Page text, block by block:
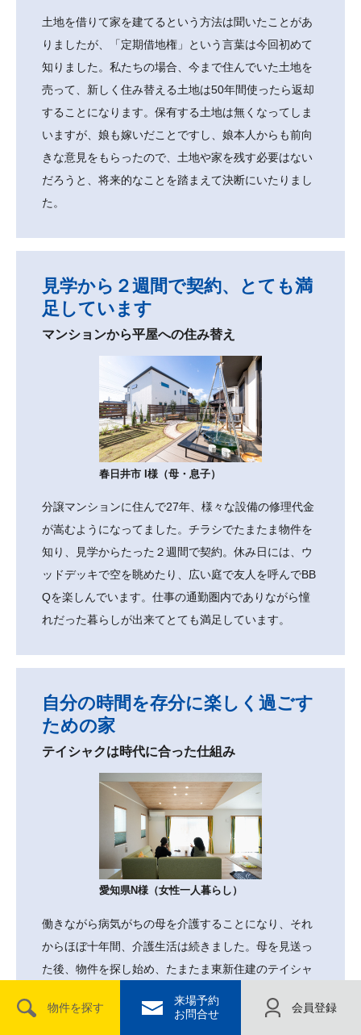
物件を探す
来場予約
お問合せ
会員登録
土地を借りて家を建てるという方法は聞いたことがあ
りましたが、「定期借地権」という言葉は今回初めて
知りました。私たちの場合、今まで住んでいた土地を
売って、新しく住み替える土地は50年間使ったら返却
することになります。保有する土地は無くなってしま
いますが、娘も嫁いだことですし、娘本人からも前向
きな意見をもらったので、土地や家を残す必要はない
だろうと、将来的なことを踏まえて決断にいたりまし
た。
見学から２週間で契約、とても満
足しています
マンションから平屋への住み替え
分譲マンションに住んで27年、様々な設備の修理代金
が嵩むようになってました。チラシでたまたま物件を
知り、見学からたった２週間で契約。休み日には、ウ
ッドデッキで空を眺めたり、広い庭で友人を呼んでBB
Qを楽しんでいます。仕事の通勤圏内でありながら憧
れだった暮らしが出来てとても満足しています。
春日井市 I様（母・息子）
自分の時間を存分に楽しく過ごす
ための家
テイシャクは時代に合った仕組み
働きながら病気がちの母を介護することになり、それ
からほぼ十年間、介護生活は続きました。母を見送っ
た後、物件を探し始め、たまたま東新住建のテイシャ
最初はこの点に抵抗がありましたが、この住まいな
愛知県N様（女性一人暮らし）